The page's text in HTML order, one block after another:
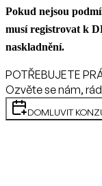
Pokud nejsou
musí registrovat k
naskladnění.
POTŘEBUJETE
Ozvěte se nám,
DOMLUVIT